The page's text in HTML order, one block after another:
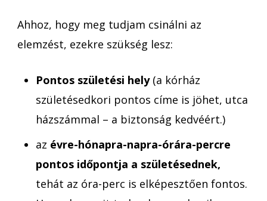
Ahhoz, hogy meg tudjam csinálni az
elemzést, ezekre szükség lesz:
Pontos születési hely(a kórház
születésedkori pontos címe is jöhet, utca
házszámmal – a biztonság kedvéért.)
az évre-hónapra-napra-órára-percre
pontos időpontja a születésednek,
tehát az óra-perc is elképesztően fontos.